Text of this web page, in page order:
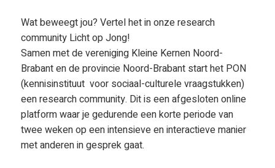
Wat beweegt jou? Vertel het in onze research
community Licht op Jong!
Samen met de vereniging Kleine Kernen Noord-
Brabant en de provincie Noord-Brabant start het PON
(kennisinstituut voor sociaal-culturele vraagstukken)
een research community. Dit is een afgesloten online
platform waar je gedurende een korte periode van
twee weken op een intensieve en interactieve manier
met anderen in gesprek gaat.